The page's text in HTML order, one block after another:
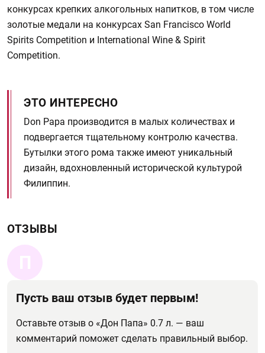
конкурсах крепких алкогольных напитков, в том числе
золотые медали на конкурсах San Francisco World
Spirits Competition и International Wine & Spirit
Competition.
ЭТО ИНТЕРЕСНО
Don Papa производится в малых количествах и
подвергается тщательному контролю качества.
Бутылки этого рома также имеют уникальный
дизайн, вдохновленный исторической культурой
Филиппин.
ОТЗЫВЫ
П
Пусть ваш отзыв будет первым!
Оставьте отзыв о «Дон Папа» 0.7 л. — ваш
комментарий поможет сделать правильный выбор.